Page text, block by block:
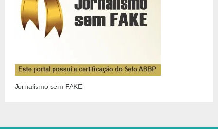
Jornalismo sem FAKE